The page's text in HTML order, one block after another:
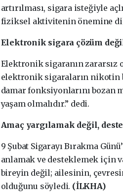
artırılması, sigara isteğiyle
fiziksel aktivitenin önemine
Elektronik sigara çözüm
Elektronik sigaranın zararsız
elektronik sigaraların nikotin
damar fonksiyonlarını bozan
yaşam olmalıdır.” dedi.
Amaç yargılamak değil,
9 Şubat Sigarayı Bırakma
anlamak ve desteklemek için
bireyin değil; ailesinin,
olduğunu söyledi. (İLKHA)